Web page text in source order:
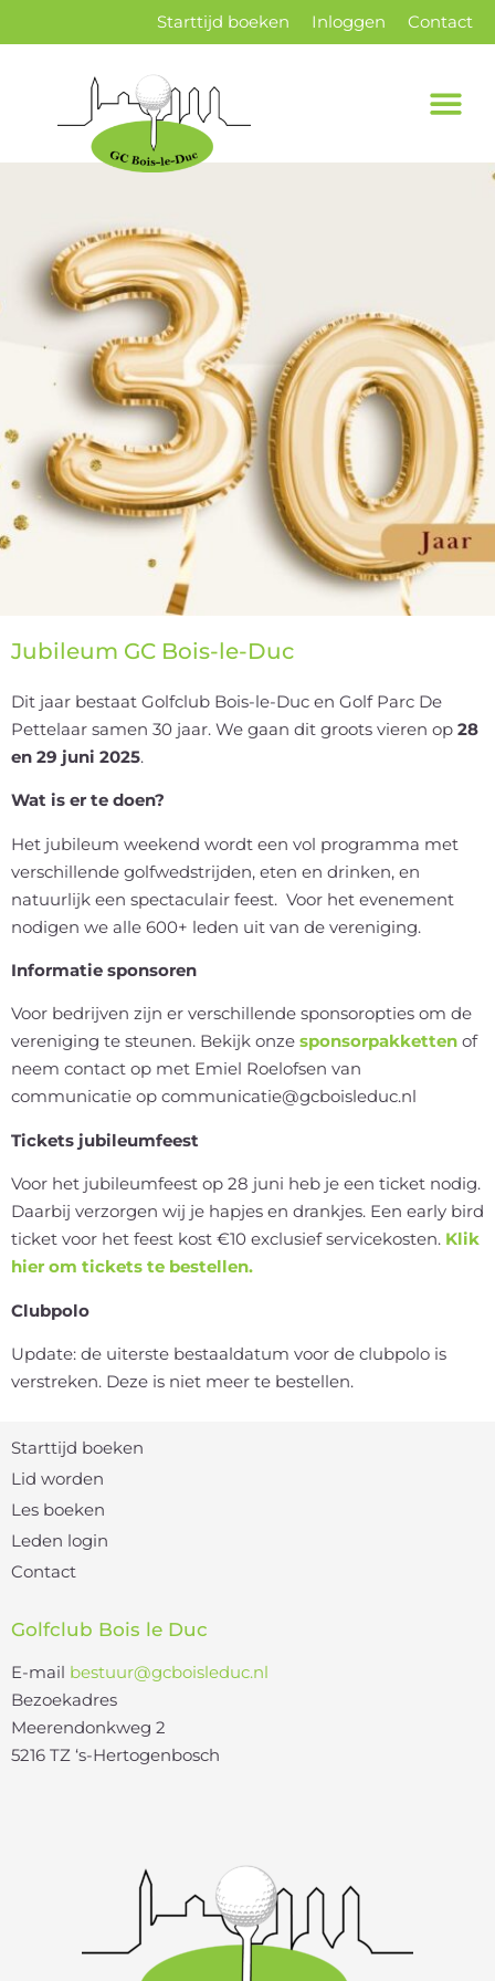
Starttijd boeken Inloggen Contact
Jubileum GC Bois-le-Duc
Dit jaar bestaat Golfclub Bois-le-Duc en Golf Parc De
Pettelaar samen 30 jaar. We gaan dit groots vieren op 28
en 29 juni 2025.
Wat is er te doen?
Het jubileum weekend wordt een vol programma met
verschillende golfwedstrijden, eten en drinken, en
natuurlijk een spectaculair feest. Voor het evenement
nodigen we alle 600+ leden uit van de vereniging.
Informatie sponsoren
Voor bedrijven zijn er verschillende sponsoropties om de
vereniging te steunen. Bekijk onze sponsorpakketten of
neem contact op met Emiel Roelofsen van
communicatie op communicatie@gcboisleduc.nl
Tickets jubileumfeest
Voor het jubileumfeest op 28 juni heb je een ticket nodig.
Daarbij verzorgen wij je hapjes en drankjes. Een early bird
ticket voor het feest kost €10 exclusief servicekosten. Klik
hier om tickets te bestellen.
Clubpolo
Update: de uiterste bestaaldatum voor de clubpolo is
verstreken. Deze is niet meer te bestellen.
Starttijd boeken
Lid worden
Les boeken
Leden login
Contact
Golfclub Bois le Duc
E-mail bestuur@gcboisleduc.nl
Bezoekadres
Meerendonkweg 2
5216 TZ ‘s-Hertogenbosch